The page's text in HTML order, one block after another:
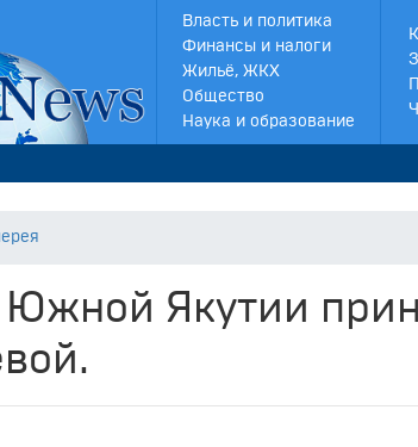
Власть и политика
Финансы и налоги
Жильё, ЖКХ
Общество
Наука и образование
Южной Якутии